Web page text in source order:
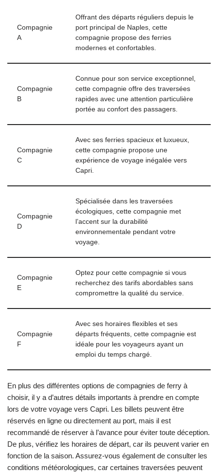
Compagnie
A
Offrant des départs réguliers depuis le
port principal de Naples, cette
compagnie propose des ferries
modernes et confortables.
Compagnie
B
Connue pour son service exceptionnel,
cette compagnie offre des traversées
rapides avec une attention particulière
portée au confort des passagers.
Compagnie
C
Avec ses ferries spacieux et luxueux,
cette compagnie propose une
expérience de voyage inégalée vers
Capri.
Compagnie
D
Spécialisée dans les traversées
écologiques, cette compagnie met
l’accent sur la durabilité
environnementale pendant votre
voyage.
Compagnie
E
Optez pour cette compagnie si vous
recherchez des tarifs abordables sans
compromettre la qualité du service.
Compagnie
F
Avec ses horaires flexibles et ses
départs fréquents, cette compagnie est
idéale pour les voyageurs ayant un
emploi du temps chargé.
En plus des différentes options de compagnies de ferry à
choisir, il y a d’autres détails importants à prendre en compte
lors de votre voyage vers Capri. Les billets peuvent être
réservés en ligne ou directement au port, mais il est
recommandé de réserver à l’avance pour éviter toute déception.
De plus, vérifiez les horaires de départ, car ils peuvent varier en
fonction de la saison. Assurez-vous également de consulter les
conditions météorologiques, car certaines traversées peuvent